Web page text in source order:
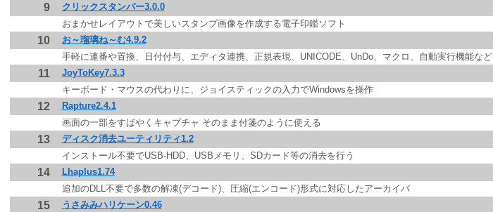
9 クリックスタンパー3.0.0
おまかせレイアウトで美しいスタンプ画像を作成する電子印鑑ソフト
10 お～瑠璃ね～む4.9.2
手軽に連番や置換、日付付与、エディタ連携、正規表現、UNICODE、UnDo、マクロ、自動実行機能など
11 JoyToKey7.3.3
キーボード・マウスの代わりに、ジョイスティックの入力でWindowsを操作
12 Rapture2.4.1
画面の一部をすばやくキャプチャ そのまま付箋のように使える
13 ディスク消去ユーティリティ1.2
インストール不要でUSB-HDD、USBメモリ、SDカード等の消去を行う
14 Lhaplus1.74
追加のDLL不要で多数の解凍(デコード)、圧縮(エンコード)形式に対応したアーカイバ
15 うさみみハリケーン0.46